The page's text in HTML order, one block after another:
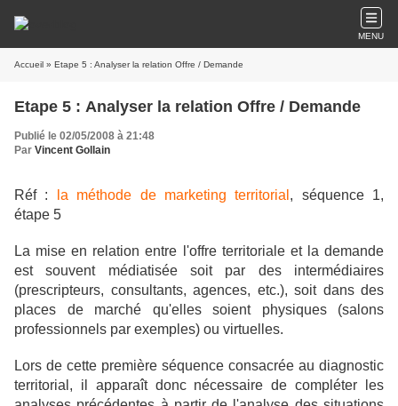
MENU
Accueil » Etape 5 : Analyser la relation Offre / Demande
Etape 5 : Analyser la relation Offre / Demande
Publié le 02/05/2008 à 21:48
Par Vincent Gollain
Réf : la méthode de marketing territorial , séquence 1,
étape 5
La mise en relation entre l'offre territoriale et la demande
est souvent médiatisée soit par des intermédiaires
(prescripteurs, consultants, agences, etc.), soit dans des
places de marché qu'elles soient physiques (salons
professionnels par exemples) ou virtuelles.
Lors de cette première séquence consacrée au diagnostic
territorial, il apparaît donc nécessaire de compléter les